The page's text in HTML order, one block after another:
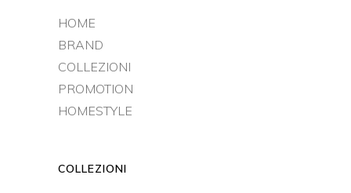
HOME
BRAND
COLLEZIONI
PROMOTION
HOMESTYLE
COLLEZIONI